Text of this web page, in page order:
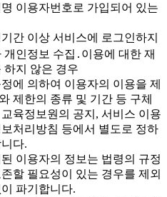
이용자번호로 가입되어 있는
간 이상 서비스에 로그인하지
개인정보 수집․이용에 대한 재
하지 않은 경우
에 의하여 이용자의 이용을 제
제한의 종류 및 기간 등 구체
육정보원의 공지, 서비스 이용
처리방침 등에서 별도로 정하
다.
이용자의 정보는 법령의 규정
할 필요성이 있는 경우를 제외
파기합니다.